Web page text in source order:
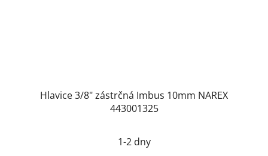
Hlavice 3/8" zástrčná Imbus 10mm NAREX
443001325
1-2 dny